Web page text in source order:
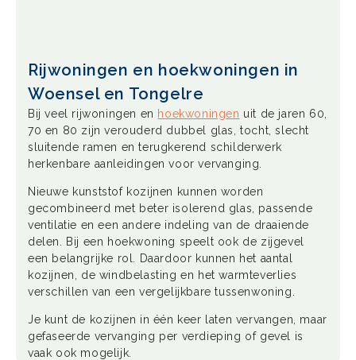
Rijwoningen en hoekwoningen in
Woensel en Tongelre
Bij veel rijwoningen en hoekwoningen uit de jaren 60,
70 en 80 zijn verouderd dubbel glas, tocht, slecht
sluitende ramen en terugkerend schilderwerk
herkenbare aanleidingen voor vervanging.
Nieuwe kunststof kozijnen kunnen worden
gecombineerd met beter isolerend glas, passende
ventilatie en een andere indeling van de draaiende
delen. Bij een hoekwoning speelt ook de zijgevel
een belangrijke rol. Daardoor kunnen het aantal
kozijnen, de windbelasting en het warmteverlies
verschillen van een vergelijkbare tussenwoning.
Je kunt de kozijnen in één keer laten vervangen, maar
gefaseerde vervanging per verdieping of gevel is
vaak ook mogelijk.